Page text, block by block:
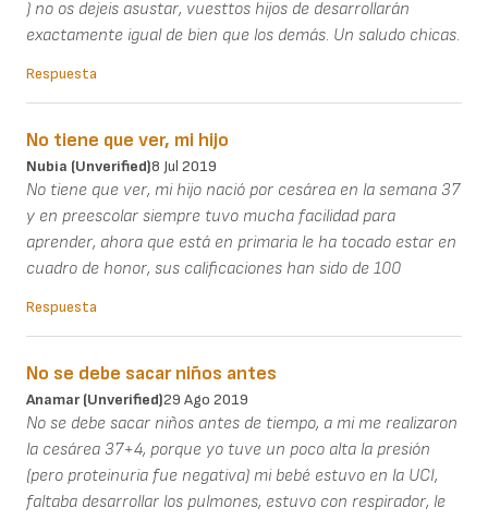
) no os dejeis asustar, vuesttos hijos de desarrollarán
exactamente igual de bien que los demás. Un saludo chicas.
Respuesta
No tiene que ver, mi hijo
Nubia (unverified)8 Jul 2019
No tiene que ver, mi hijo nació por cesárea en la semana 37
y en preescolar siempre tuvo mucha facilidad para
aprender, ahora que está en primaria le ha tocado estar en
cuadro de honor, sus calificaciones han sido de 100
Respuesta
No se debe sacar niños antes
Anamar (unverified)29 Ago 2019
No se debe sacar niños antes de tiempo, a mi me realizaron
la cesárea 37+4, porque yo tuve un poco alta la presión
(pero proteinuria fue negativa) mi bebé estuvo en la UCI,
faltaba desarrollar los pulmones, estuvo con respirador, le